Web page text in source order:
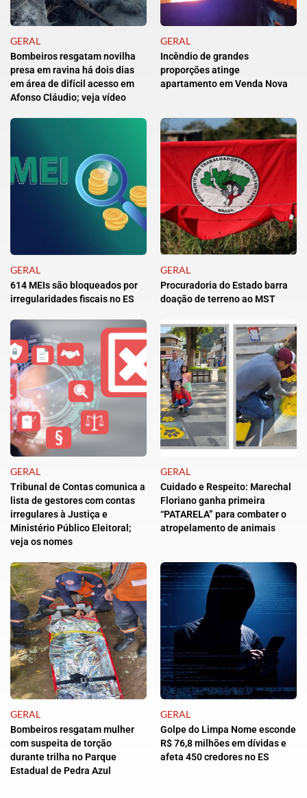
GERAL
Bombeiros resgatam novilha
presa em ravina há dois dias
em área de difícil acesso em
Afonso Cláudio; veja vídeo
GERAL
Incêndio de grandes
proporções atinge
apartamento em Venda Nova
GERAL
614 MEIs são bloqueados por
irregularidades fiscais no ES
GERAL
Procuradoria do Estado barra
doação de terreno ao MST
GERAL
Tribunal de Contas comunica a
lista de gestores com contas
irregulares à Justiça e
Ministério Público Eleitoral;
veja os nomes
GERAL
Cuidado e Respeito: Marechal
Floriano ganha primeira
“PATARELA” para combater o
atropelamento de animais
GERAL
Bombeiros resgatam mulher
com suspeita de torção
durante trilha no Parque
Estadual de Pedra Azul
GERAL
Golpe do Limpa Nome esconde
R$ 76,8 milhões em dívidas e
afeta 450 credores no ES